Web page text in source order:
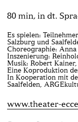
80 min, in dt.
Es spielen:
Salzburg und
Choreographie:
Inszenierung:
Musik: Robert
Eine Koproduktion
In Kooperation mit
Saalfelden,
www.theater-